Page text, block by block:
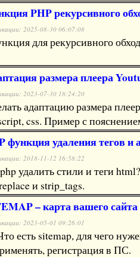
PHP рекурсивного
2025-08-30 06:07:08
для рекурсивного
размера плеера
2023-07-30 18:24:20
адаптацию размера
css. Пример с
функция удаления тегов и
2018-11-12 16:58:22
удалить стили и теги
и strip_tags.
– карта вашего сайта
2023-05-01 09:26:01
есть sitemap, для чего
регистрация в ПС.